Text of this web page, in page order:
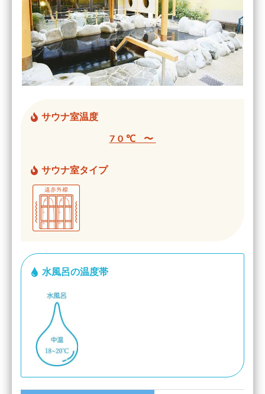
サウナ室温度
70℃ 〜
サウナ室タイプ
水風呂の温度帯